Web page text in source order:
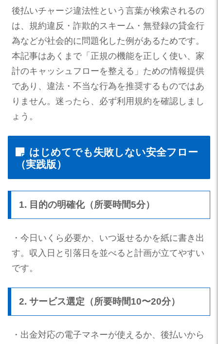
後払いチャージ違法性という言葉が検索されるの
は、規約違反・詐欺的スキーム・無登録の貸金行
為などが社会的に問題化した例があるためです。
本記事はあくまで「正規の機能を正しく使い、家
計のキャッシュフローを整える」ための情報提供
であり、違法・不当な行為を推奨するものではあ
りません。迷ったら、必ず利用規約を確認しまし
ょう。
はじめてでも失敗しない安全フロー
（実践版）
1. 目的の明確化（所要時間5分）
・今日いくら必要か、いつ返せるかを紙に書き出
す。収入日と引落日を並べると計画が立てやすい
です。
2. サービス選定（所要時間10〜20分）
・出金対応の電子マネーが使えるか、後払いから